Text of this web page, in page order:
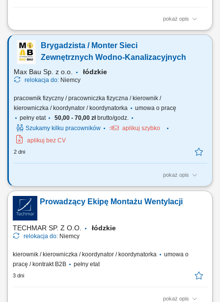
pokaż opis
Budowa i montaż zewnętrznych sieci wodno-kanalizacyjnych;
dokumentacji technicznej i rysunków; Obsługa niwelatora optycznego
oraz laserowego; Dbanie o jakość i terminowość realizowanych prac;
Brygadzista / Monter Sieci
Zewnętrznych Wodno-Kanalizacyjnych
Max Bau Sp. z o.o. łódzkie
relokacja do: Niemcy
pracownik fizyczny / pracowniczka fizyczna / kierownik /
kierowniczka / koordynator / koordynatorka
umowa o pracę
pełny etat
50,00 - 70,00 złbrutto/godz.
Szukamy kilku pracowników
aplikuj szybko
aplikuj bez CV
2 dni
pokaż opis
Zakres obowiązków wykonywanie prac związanych z budową i
montażem zewnętrznych sieci wodno-kanalizacyjnych, organizacja i
koordynacja pracy brygady (stanowisko brygadzisty), praca zgodnie z
dokumentacją techniczną, obsługa niwelatora oraz niwelatora
laserowego, dbałość o jakość oraz...
Prowadzący Ekipę Montażu Wentylacji
TECHMAR SP. Z O.O. łódzkie
relokacja do: Niemcy
kierownik / kierowniczka / koordynator / koordynatorka
umowa o
pracę / kontrakt B2B
pełny etat
3 dni
pokaż opis